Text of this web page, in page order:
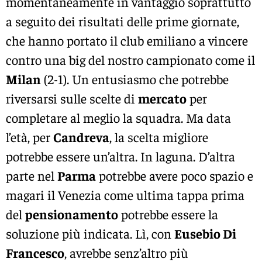
a seguito dei risultati delle prime giornate,
che hanno portato il club emiliano a vincere
contro una big del nostro campionato come il
Milan (2-1). Un entusiasmo che potrebbe
riversarsi sulle scelte di mercatoper
completare al meglio la squadra. Ma data
l’età, perCandreva, la scelta migliore
potrebbe essere un’altra. In laguna. D’altra
parte nel Parma potrebbe avere poco spazio e
magari il Venezia come ultima tappa prima
del pensionamentopotrebbe essere la
soluzione più indicata. Lì, con Eusebio Di
Francesco, avrebbe senz’altro più